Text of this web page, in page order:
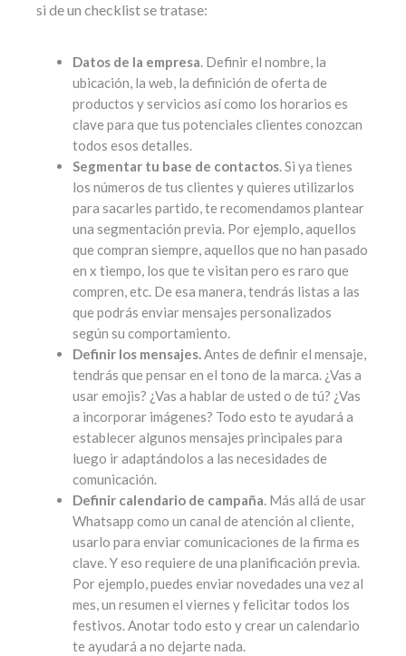
si de un checklist se tratase:
Datos de la empresa. Definir el nombre, la
ubicación, la web, la definición de oferta de
productos y servicios así como los horarios es
clave para que tus potenciales clientes conozcan
todos esos detalles.
Segmentar tu base de contactos. Si ya tienes
los números de tus clientes y quieres utilizarlos
para sacarles partido, te recomendamos plantear
una segmentación previa. Por ejemplo, aquellos
que compran siempre, aquellos que no han pasado
en x tiempo, los que te visitan pero es raro que
compren, etc. De esa manera, tendrás listas a las
que podrás enviar mensajes personalizados
según su comportamiento.
Definir los mensajes.Antes de definir el mensaje,
tendrás que pensar en el tono de la marca. ¿Vas a
usar emojis? ¿Vas a hablar de usted o de tú? ¿Vas
a incorporar imágenes? Todo esto te ayudará a
establecer algunos mensajes principales para
luego ir adaptándolos a las necesidades de
comunicación.
Definir calendario de campaña. Más allá de usar
Whatsapp como un canal de atención al cliente,
usarlo para enviar comunicaciones de la firma es
clave. Y eso requiere de una planificación previa.
Por ejemplo, puedes enviar novedades una vez al
mes, un resumen el viernes y felicitar todos los
festivos. Anotar todo esto y crear un calendario
te ayudará a no dejarte nada.